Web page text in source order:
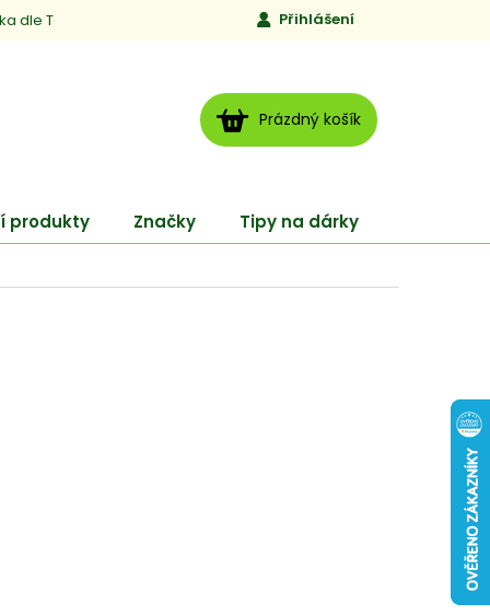
dle TCM Jen to, čemu věříme
Přihlášení
NÁKUPNÍ
KOŠÍK
Prázdný košík
produkty Značky Tipy na dárky